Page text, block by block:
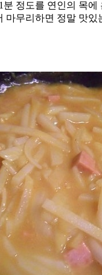
분 정도를 연인의 목에
마무리하면 정말 맛있